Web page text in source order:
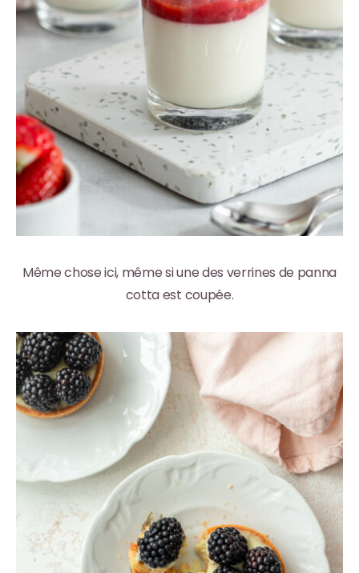
Même chose ici, même si une des verrines de panna
cotta est coupée.